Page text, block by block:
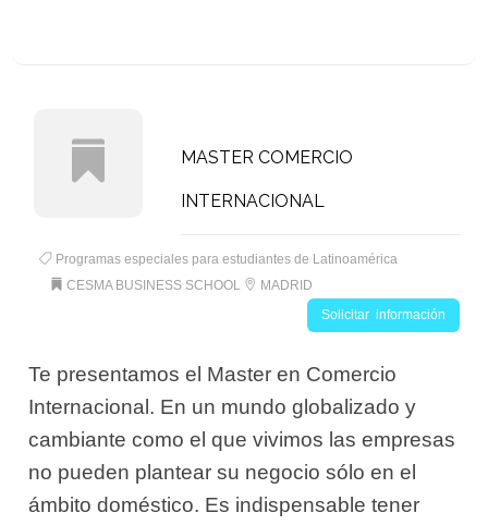
MASTER COMERCIO
INTERNACIONAL
Programas especiales para estudiantes de Latinoamérica
CESMA BUSINESS SCHOOL
MADRID
Solicitar información
Te presentamos el Master en Comercio
Internacional. En un mundo globalizado y
cambiante como el que vivimos las empresas
no pueden plantear su negocio sólo en el
ámbito doméstico. Es indispensable tener